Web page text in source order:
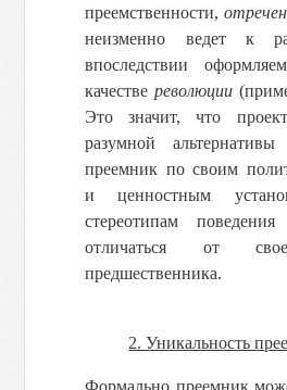
преемственности,
неизменно ведет к
впоследствии
качествереволюции
Это значит, что
разумной
преемник по своим
и ценностным
стереотипам
отличаться от
предшественника.
2. Уникальность
Формально преемник